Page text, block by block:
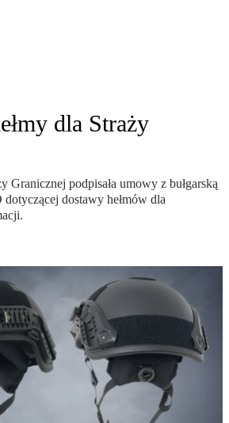
dla Straży
Granicznej podpisała umowy z bułgarską
dostawy hełmów dla